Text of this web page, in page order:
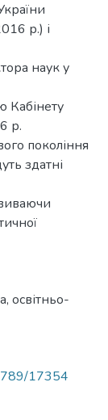
р.) і
наук у
Кабінету
р.
покоління
здатні
, освітньо-
17354